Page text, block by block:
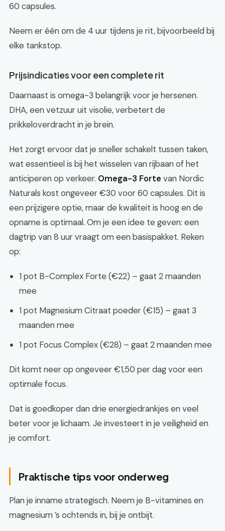
60 capsules.
Neem er één om de 4 uur tijdens je rit, bijvoorbeeld bij
elke tankstop.
Prijsindicaties voor een complete rit
Daarnaast is omega-3 belangrijk voor je hersenen.
DHA, een vetzuur uit visolie, verbetert de
prikkeloverdracht in je brein.
Het zorgt ervoor dat je sneller schakelt tussen taken,
wat essentieel is bij het wisselen van rijbaan of het
anticiperen op verkeer. Omega-3 Forte van Nordic
Naturals kost ongeveer €30 voor 60 capsules. Dit is
een prijzigere optie, maar de kwaliteit is hoog en de
opname is optimaal. Om je een idee te geven: een
dagtrip van 8 uur vraagt om een basispakket. Reken
op:
1 pot B-Complex Forte (€22) – gaat 2 maanden
mee
1 pot Magnesium Citraat poeder (€15) – gaat 3
maanden mee
1 pot Focus Complex (€28) – gaat 2 maanden mee
Dit komt neer op ongeveer €1,50 per dag voor een
optimale focus.
Dat is goedkoper dan drie energiedrankjes en veel
beter voor je lichaam. Je investeert in je veiligheid en
je comfort.
Praktische tips voor onderweg
Plan je inname strategisch. Neem je B-vitamines en
magnesium ’s ochtends in, bij je ontbijt.